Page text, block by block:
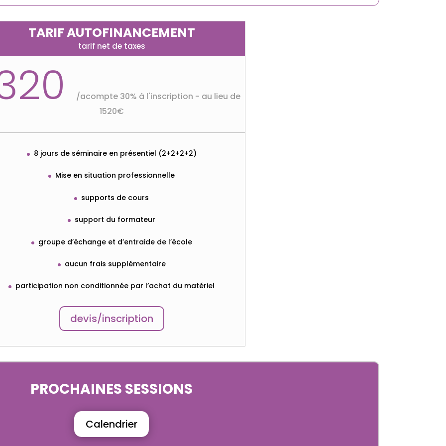
TARIF AUTOFINANCEMENT
tarif net de taxes
/acompte 30% à l'inscription - au lieu de
1520€
8 jours de séminaire en présentiel (2+2+2+2)
Mise en situation professionnelle
supports de cours
support du formateur
groupe d’échange et d’entraide de l’école
aucun frais supplémentaire
participation non conditionnée par l’achat du matériel
devis/inscription
PROCHAINES SESSIONS
Calendrier